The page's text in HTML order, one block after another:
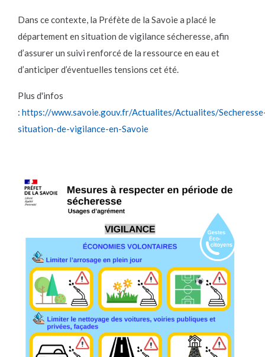
Dans ce contexte, la Préfète de la Savoie a placé le
département en situation de vigilance sécheresse, afin
d’assurer un suivi renforcé de la ressource en eau et
d’anticiper d’éventuelles tensions cet été.
Plus d'infos
: https://www.savoie.gouv.fr/Actualites/Actualites/
situation-de-vigilance-en-Savoie